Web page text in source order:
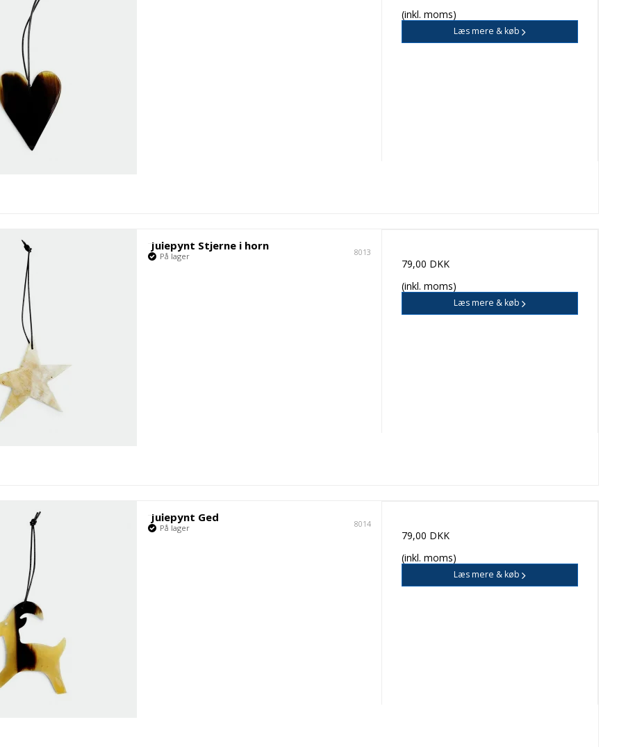
(inkl. moms)
Læs mere & køb
Julepynt Stjerne i horn 8013
På lager
79,00 DKK
(inkl. moms)
Læs mere & køb
Julepynt Ged 8014
På lager
79,00 DKK
(inkl. moms)
Læs mere & køb